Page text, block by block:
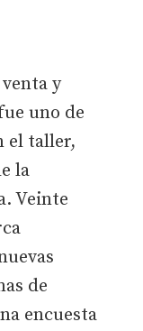
y
uno de
el taller,
la
Veinte
de
encuesta